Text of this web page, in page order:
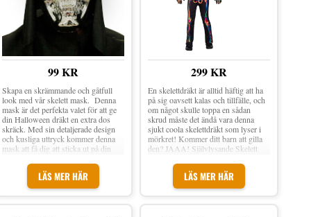
99 KR
LÄS MER HÄR
Skapa en skrämmande och gåtfull
look med vår skelett mask. Denna
mask är det perfekta valet för att ge
din Halloween dräkt en extra dos
skräck. Med sin detaljerade design
och kusliga uttryck kommer denna
mask att få dig att sticka ut på din
är enkel att bära och ger dig
möjlighet att förvandlas till en verklig
skräckfigur.
299 KR
LÄS MER HÄR
En skelettdräkt är alltid häftig att ha
på sig oavsett kalas och tillfälle, och
om något skulle toppa en sådan
skrud måste det ändå vara denna
sjukt coola skelettdräkt som lyser i
mörkret! Kommer ditt barn att gilla
den? JAAA! Självlysande Skelett
svart overall med flerfärgat
skelettmotiv på framsidan, en
matchande skelettmask i tyg och ett